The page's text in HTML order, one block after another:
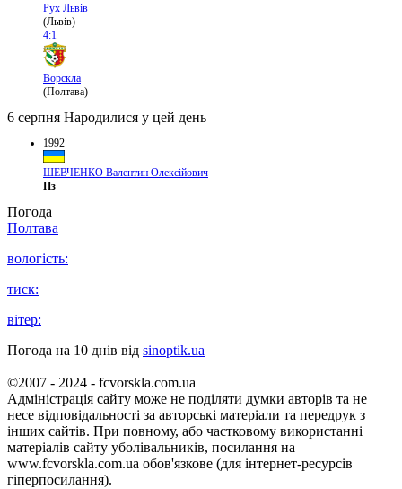
Рух Львів
(Львів)
4:1
Ворскла
(Полтава)
6 серпня Народилися у цей день
1992
ШЕВЧЕНКО Валентин Олексійович
Пз
Погода
Полтава
вологість:
тиск:
вітер:
Погода на 10 днів від sinoptik.ua
©2007 - 2024 - fcvorskla.com.ua
Адміністрація сайту може не поділяти думки авторів та не
несе відповідальності за авторські матеріали та передрук з
інших сайтів. При повному, або частковому використанні
матеріалів сайту уболівальників, посилання на
www.fcvorskla.com.ua обов'язкове (для інтернет-ресурсів
гіперпосилання).